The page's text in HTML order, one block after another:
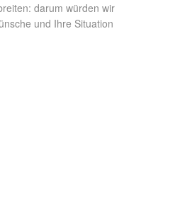
darum würden wir
und Ihre Situation